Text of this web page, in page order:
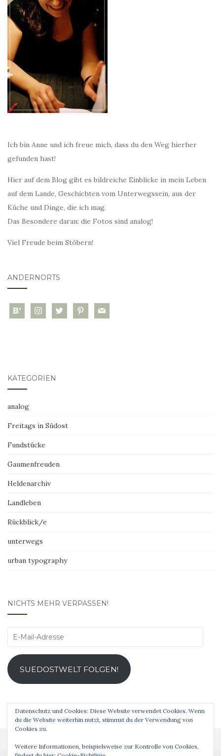
Ich bin Anne und ich freue mich, dass du den Weg hierher
gefunden hast!
Hier auf dem Blog gibt es bildreiche Einblicke in mein Leben
auf dem Lande, Geschichten vom Unterwegssein, aus der
Küche und Dinge, die ich mag.
Das Besondere daran: die Fotos sind analog!
Viel Freude beim Stöbern!
ANDERNORTS
bloglovininstagramtwitter pinterest
mail
KATEGORIEN
analog
Freitags in Südost
Fundstücke
Gaumenfreuden
Heldenarchiv
Landleben
Rückblick/e
unterwegs
urban typography
NICHTS MEHR VERPASSEN!
E-
Adresse
SUEDOSTWELT FOLGEN!
Datenschutz und Cookies: Diese Website verwendet Cookies. Wenn
du die Website weiterhin nutzt, stimmst du der Verwendung von
Cookies zu.
Weitere Informationen, beispielsweise zur Kontrolle von Cookies,